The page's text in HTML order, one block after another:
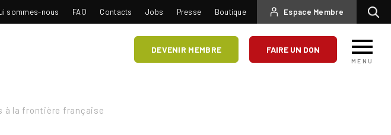
USER
ACCOUNT
MENU
Espace Membre
sommes-nous FAQ Contacts Jobs Presse Boutique
DEVENIR MEMBRE FAIRE UN DON
MENU
à la frontière française